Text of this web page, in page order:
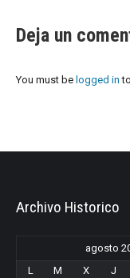
Deja un
You must be logged in
Archivo Historico
agosto
L
M X J